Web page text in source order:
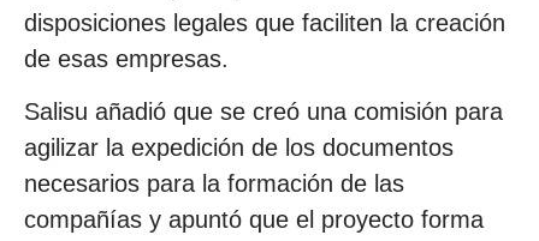
disposiciones legales que faciliten la creación
de esas empresas.
Salisu añadió que se creó una comisión para
agilizar la expedición de los documentos
necesarios para la formación de las
compañías y apuntó que el proyecto forma